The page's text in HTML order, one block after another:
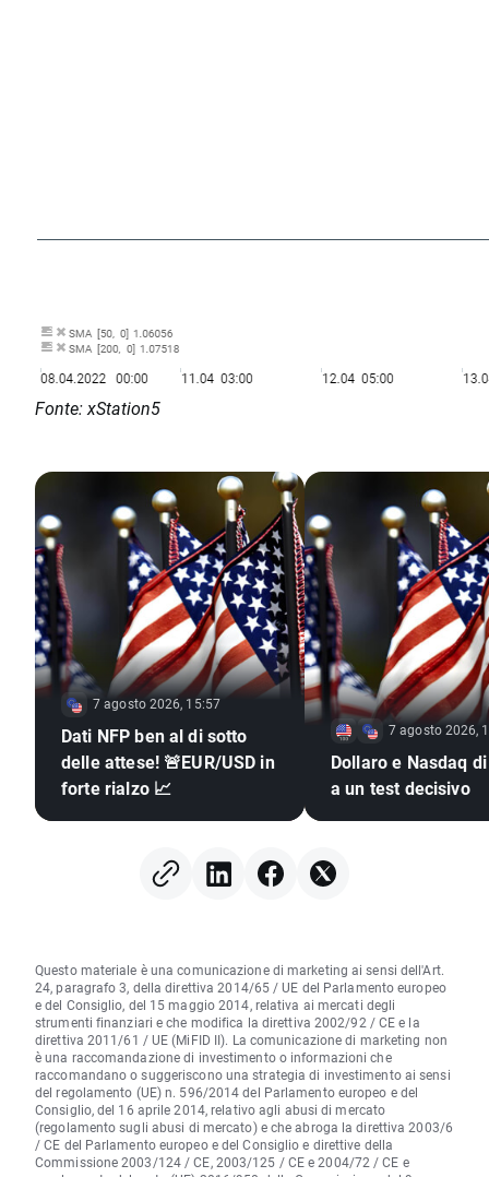
Fonte: xStation5
7 agosto 2026, 15:57
Dati NFP ben al di sotto
delle attese! 🚨EUR/USD in
forte rialzo 📈
7 agosto 2026,
Dollaro e Nasdaq
a un test decisivo
Questo materiale è una comunicazione di marketing ai sensi dell'Art.
24, paragrafo 3, della direttiva 2014/65 / UE del Parlamento europeo
e del Consiglio, del 15 maggio 2014, relativa ai mercati degli
strumenti finanziari e che modifica la direttiva 2002/92 / CE e la
direttiva 2011/61 / UE (MiFID II). La comunicazione di marketing non
è una raccomandazione di investimento o informazioni che
raccomandano o suggeriscono una strategia di investimento ai sensi
del regolamento (UE) n. 596/2014 del Parlamento europeo e del
Consiglio, del 16 aprile 2014, relativo agli abusi di mercato
(regolamento sugli abusi di mercato) e che abroga la direttiva 2003/6
/ CE del Parlamento europeo e del Consiglio e direttive della
Commissione 2003/124 / CE, 2003/125 / CE e 2004/72 / CE e